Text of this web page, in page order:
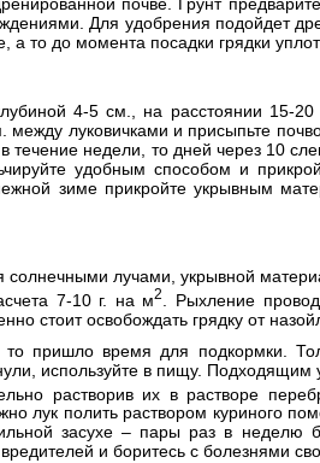
Для удобрения подойдет
то до момента посадки грядки
4-5 см., на расстоянии 15-
луковичками и присыпьте
недели, то дней через 10
удобным способом и
зиме прикройте укрывным
солнечными лучами, укрывной
7-10 г. на м2
. Рыхление
стоит освобождать грядку от
то пришло время для подкормки.
используйте в пищу.
растворив их в растворе
лук полить раствором куриного
засухе – пары раз в неделю
и боритесь с болезнями